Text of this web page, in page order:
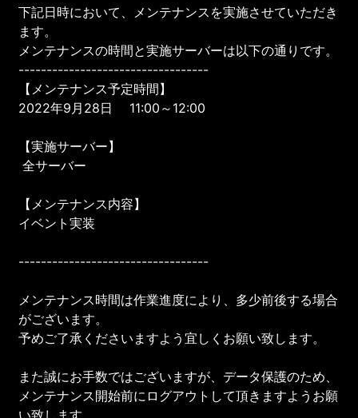
下記日時において、メンテナンスを実施させていただき
ます。
メンテナンスの時間と実施サーバーは以下の通りです。
----------------------------------
【メンテナンス予定時間】
2022年9月28日 11:00～12:00
【実施サーバー】
全サーバー
【メンテナンス内容】
イベント実装
----------------------------------
メンテナンス時間は作業進度により、多少前後する場合
がございます。
予めご了承くださいますよう宜しくお願い致します。
また誠にお手数ではございますが、データ保護のため、
メンテナンス開始前にログアウトして頂きますようお願
い致します。